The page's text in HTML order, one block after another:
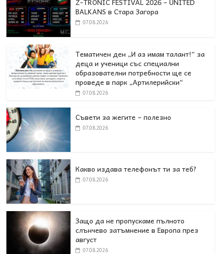
BALKANS в Стара Загора
07.08.2026
Тематичен ден „И аз имам талант!“ за
деца и ученици със специални
образователни потребности ще се
проведе в парк „Артилерийски“
07.08.2026
Съвети за жегите – полезно
07.08.2026
Какво издава телефонът ти за теб?
07.08.2026
Защо да не пропускаме пълното
слънчево затъмнение в Европа през
август
07.08.2026